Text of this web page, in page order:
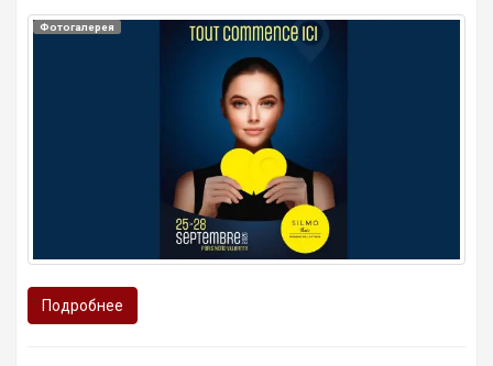
Фотогалерея
Подробнее